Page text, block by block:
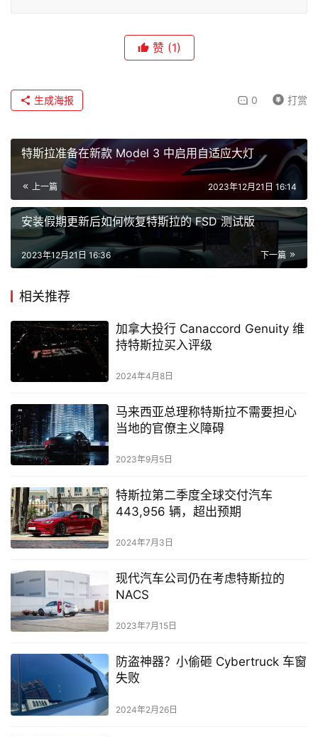
赞 (1)
0 打赏
生成海报
特斯拉准备在新款 Model 3 中启用自适应大灯
上一篇 2023年12月21日 16:14
安装假期更新后如何恢复特斯拉的 FSD 测试版
下一篇
2023年12月21日 16:36
相关推荐
加拿大投行 Canaccord Genuity 维
持特斯拉买入评级
2024年4月8日
马来西亚总理称特斯拉不需要担心
当地的官僚主义障碍
2023年9月5日
特斯拉第二季度全球交付汽车
443,956 辆，超出预期
2024年7月3日
现代汽车公司仍在考虑特斯拉的
NACS
2023年7月15日
防盗神器？小偷砸 Cybertruck 车窗
失败
2024年2月26日